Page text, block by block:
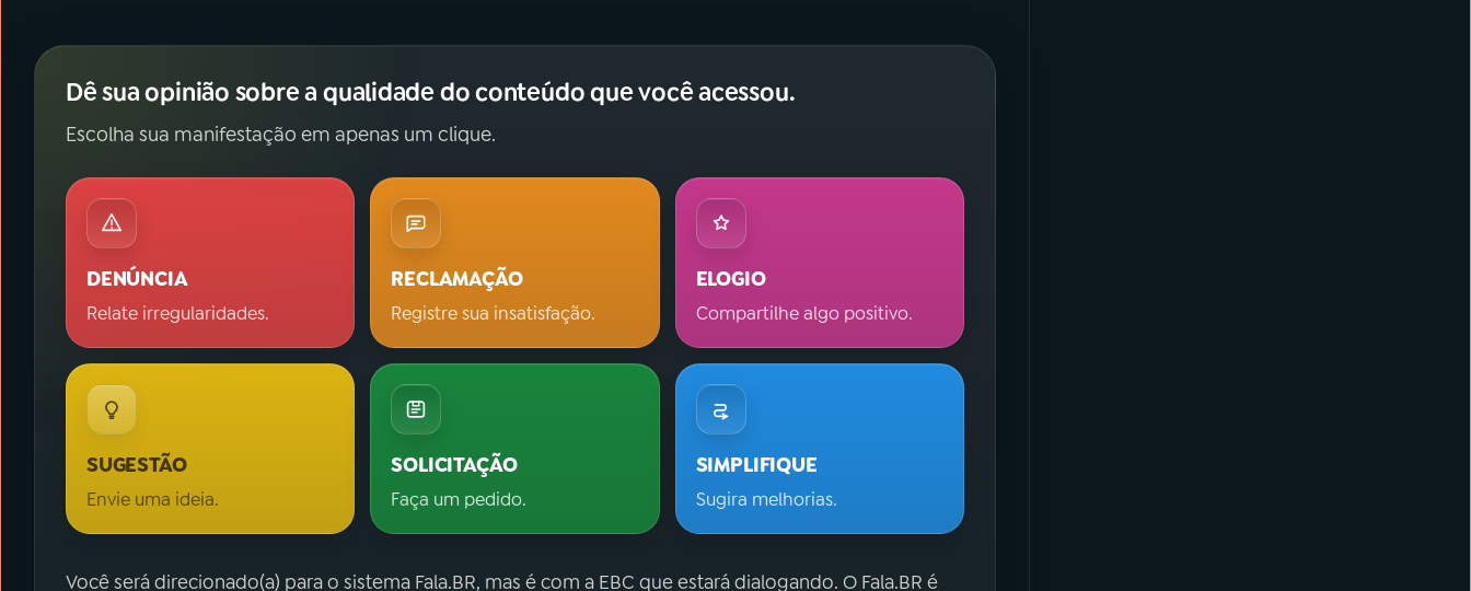
Dê sua opinião sobre a qualidade do conteúdo que você acessou.
Escolha sua manifestação em apenas um clique.
DENÚNCIA
Relate irregularidades.
RECLAMAÇÃO
Registre sua insatisfação.
ELOGIO
Compartilhe algo positivo.
SUGESTÃO
Envie uma ideia.
SOLICITAÇÃO
Faça um pedido.
SIMPLIFIQUE
Sugira melhorias.
Você será direcionado(a) para o sistema Fala.BR, mas é com a EBC que estará dialogando. O Fala.BR é